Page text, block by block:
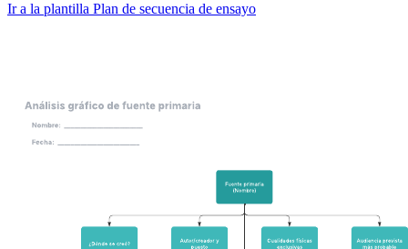
Ir a la plantilla Plan de secuencia de ensayo